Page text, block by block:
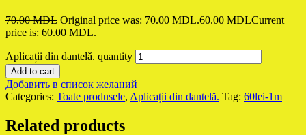
70.00MDL Original price was: 70.00 MDL.60.00 MDLCurrent
price is: 60.00 MDL.
Aplicații din dantelă. quantity
Add to cart
Добавить в список желаний
Categories: Toate produsele, Aplicații din dantelă. Tag: 60lei-1m
Related products